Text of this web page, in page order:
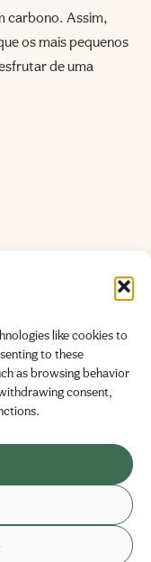
like cookies to
to these
as browsing behavior
consent,
carbono. Assim,
os mais pequenos
de uma